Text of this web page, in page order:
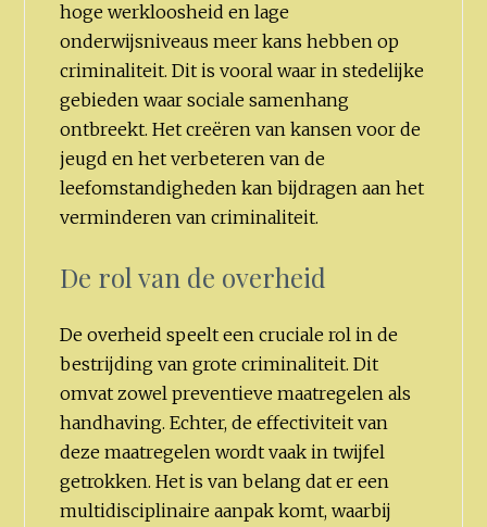
hoge werkloosheid en lage
onderwijsniveaus meer kans hebben op
criminaliteit. Dit is vooral waar in stedelijke
gebieden waar sociale samenhang
ontbreekt. Het creëren van kansen voor de
jeugd en het verbeteren van de
leefomstandigheden kan bijdragen aan het
verminderen van criminaliteit.
De rol van de overheid
De overheid speelt een cruciale rol in de
bestrijding van grote criminaliteit. Dit
omvat zowel preventieve maatregelen als
handhaving. Echter, de effectiviteit van
deze maatregelen wordt vaak in twijfel
getrokken. Het is van belang dat er een
multidisciplinaire aanpak komt, waarbij